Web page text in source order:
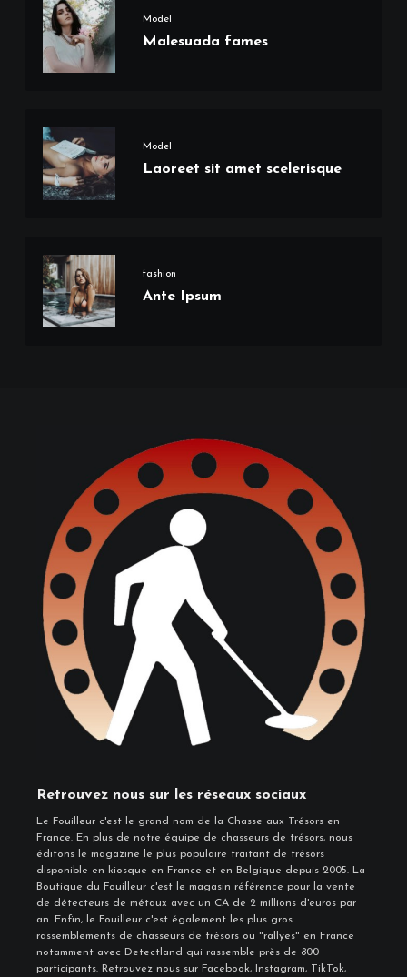
Model
Malesuada fames
Model
Laoreet sit amet scelerisque
fashion
Ante Ipsum
Retrouvez nous sur les réseaux sociaux
Le Fouilleur c'est le grand nom de la Chasse aux Trésors en
France. En plus de notre équipe de chasseurs de trésors, nous
éditons le magazine le plus populaire traitant de trésors
disponible en kiosque en France et en Belgique depuis 2005. La
Boutique du Fouilleur c'est le magasin référence pour la vente
de détecteurs de métaux avec un CA de 2 millions d'euros par
an. Enfin, le Fouilleur c'est également les plus gros
rassemblements de chasseurs de trésors ou "rallyes" en France
notamment avec Detectland qui rassemble près de 800
participants. Retrouvez nous sur Facebook, Instagram, TikTok,